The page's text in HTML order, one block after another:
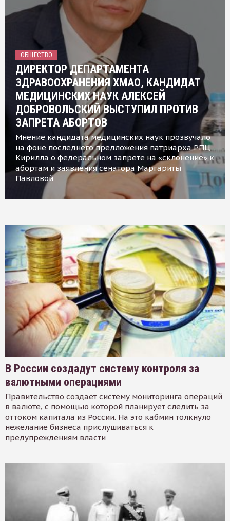
ОБЩЕСТВО
ДИРЕКТОР ДЕПАРТАМЕНТА
ЗДРАВООХРАНЕНИЯ ХМАО, КАНДИДАТ
МЕДИЦИНСКИХ НАУК АЛЕКСЕЙ
ДОБРОВОЛЬСКИЙ ВЫСТУПИЛ ПРОТИВ
ЗАПРЕТА АБОРТОВ
Мнение кандидата медицинских наук прозвучало
на фоне последнего предложения патриарха РПЦ
Кирилла о федеральном запрете на «склонение» к
абортам и заявления сенатора Маргариты
Павловой
В России создадут систему контроля за
валютными операциями
Правительство создает систему мониторинга операций
в валюте, с помощью которой планирует следить за
оттоком капитала из России. На это кабмин толкнуло
нежелание бизнеса прислушиваться к
предупреждениям власти